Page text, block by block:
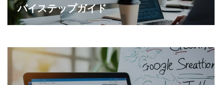
バイステップガイド